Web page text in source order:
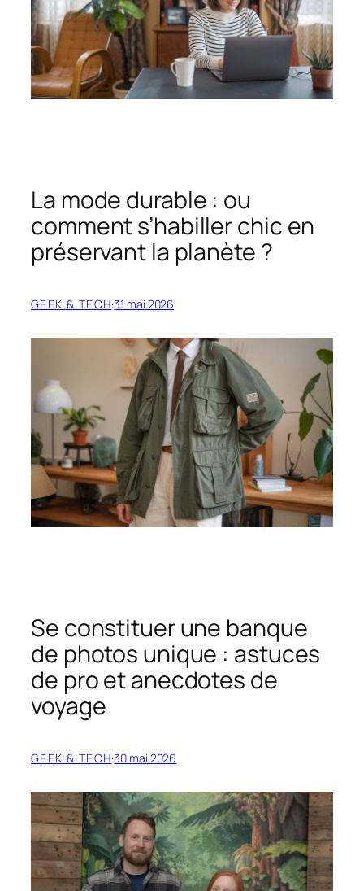
La mode durable : ou
comment s’habiller chic en
préservant la planète ?
GEEK & TECH·31 mai 2026
Se constituer une banque
de photos unique : astuces
de pro et anecdotes de
voyage
GEEK & TECH·30 mai 2026